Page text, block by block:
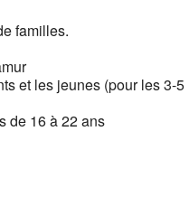
familles.
et les jeunes (pour les 3-5
de 16 à 22 ans